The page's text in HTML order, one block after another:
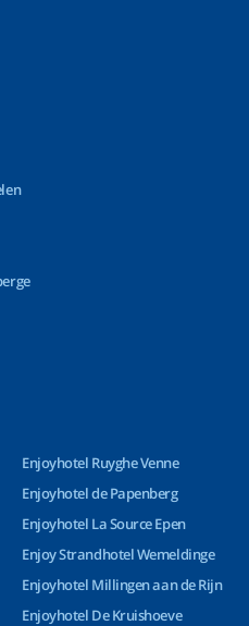
Enjoyhotel Ruyghe Venne
Enjoyhotel de Papenberg
Enjoyhotel La Source Epen
Enjoy Strandhotel Wemeldinge
Enjoyhotel Millingen aan de Rijn
Enjoyhotel De Kruishoeve